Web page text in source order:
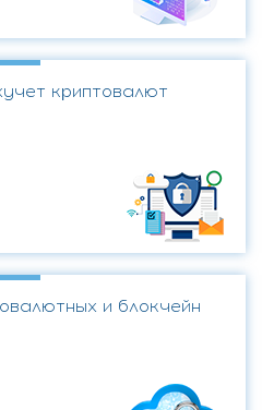
криптовалют
и блокчейн